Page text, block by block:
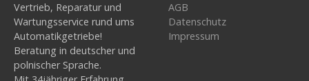
Vertrieb, Reparatur und
Wartungsservice rund ums
Automatikgetriebe!
Beratung in deutscher und
polnischer Sprache.
AGB
Datenschutz
Impressum